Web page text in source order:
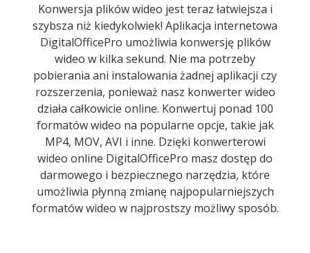
Konwersja plików wideo jest teraz łatwiejsza i
szybsza niż kiedykolwiek! Aplikacja internetowa
DigitalOfficePro umożliwia konwersję plików
wideo w kilka sekund. Nie ma potrzeby
pobierania ani instalowania żadnej aplikacji czy
rozszerzenia, ponieważ nasz konwerter wideo
działa całkowicie online. Konwertuj ponad 100
formatów wideo na popularne opcje, takie jak
MP4, MOV, AVI i inne. Dzięki konwerterowi
wideo online DigitalOfficePro masz dostęp do
darmowego i bezpiecznego narzędzia, które
umożliwia płynną zmianę najpopularniejszych
formatów wideo w najprostszy możliwy sposób.